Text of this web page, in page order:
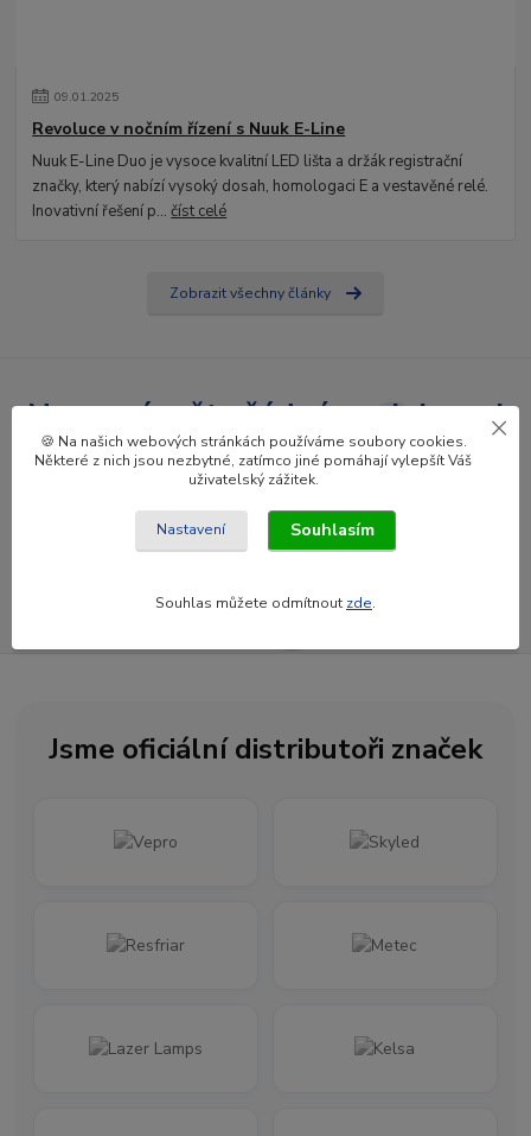
09.01.2025
Revoluce v nočním řízení s Nuuk E-Line
Nuuk E-Line Duo je vysoce kvalitní LED lišta a držák registrační
značky, který nabízí vysoký dosah, homologaci E a vestavěné relé.
Inovativní řešení p...číst celé
Zobrazit všechny články
Nepropásněte žádné novinky ani
slevy!
Přihlásit se
Newsletter posíláme maximálně jednou za měsíc
Jsme oficiální distributoři značek
🍪 Na našich webových stránkách používáme soubory cookies.
Některé z nich jsou nezbytné, zatímco jiné pomáhají vylepšít Váš
uživatelský zážitek.
Nastavení Souhlasím
Souhlas můžete odmítnout zde.